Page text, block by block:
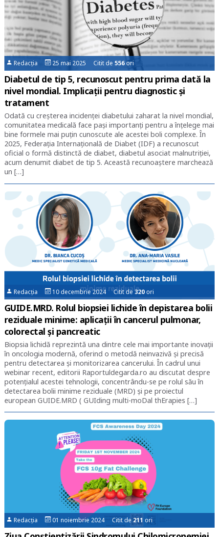
Redacția 25 mai 2025 Citit de 556ori
Diabetul de tip 5, recunoscut pentru prima dată la
nivel mondial. Implicații pentru diagnostic și
tratament
Odată cu creșterea incidenței diabetului zaharat la nivel mondial,
comunitatea medicală face pași importanți pentru a înțelege mai
bine formele mai puțin cunoscute ale acestei boli complexe. În
2025, Federația Internațională de Diabet (IDF) a recunoscut
oficial o formă distinctă de diabet, diabetul asociat malnutriției,
acum denumit diabet de tip 5. Această recunoaștere marchează
un […]
Redacția 10 decembrie 2024 Citit de320ori
GUIDE.MRD. Rolul biopsiei lichide în depistarea bolii
reziduale minime: aplicații în cancerul pulmonar,
colorectal și pancreatic
Biopsia lichidă reprezintă una dintre cele mai importante inovații
în oncologia modernă, oferind o metodă neinvazivă și precisă
pentru detectarea și monitorizarea cancerului. În cadrul unui
webinar recent, editorii Raportuldegarda.ro au discutat despre
potențialul acestei tehnologii, concentrându-se pe rolul său în
detectarea bolii minime reziduale (MRD) și pe proiectul
european GUIDE.MRD ( GUIding multi-moDal thErapies […]
Redacția 01 noiembrie 2024 Citit de211 ori